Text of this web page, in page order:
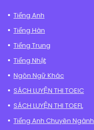
Tiếng Anh
Tiếng Hàn
Tiếng Trung
Tiếng Nhật
Ngôn Ngữ Khác
SÁCH LUYỆN THI TOEIC
SÁCH LUYỆN THI TOEFL
Tiếng Anh Chuyên Ngành